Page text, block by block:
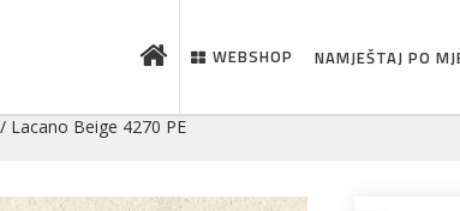
WEBSHOP NAMJEŠTAJ PO
/ Lacano Beige 4270 PE